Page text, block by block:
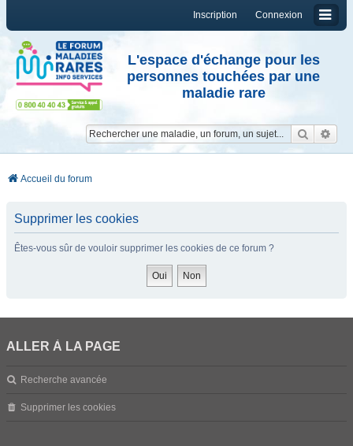
Connexion
Inscription
L'espace d'échange pour les
personnes touchées par une
maladie rare
Accueil du forum
Supprimer les cookies
Êtes-vous sûr de vouloir supprimer les cookies de ce forum ?
ALLER À LA PAGE
Recherche avancée
Supprimer les cookies